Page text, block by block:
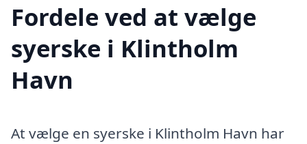
Fordele ved at vælge
syerske i Klintholm
Havn
At vælge en syerske i Klintholm Havn har